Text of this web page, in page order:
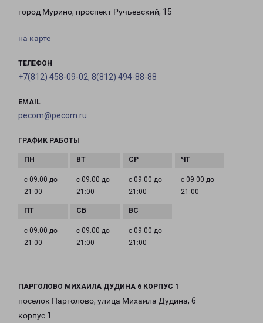
город Мурино, проспект Ручьевский, 15
на карте
ТЕЛЕФОН
+7(812) 458-09-02, 8(812) 494-88-88
EMAIL
pecom@pecom.ru
ГРАФИК РАБОТЫ
с 09:00 до
21:00
с 09:00 до
21:00
с 09:00 до
21:00
с 09:00 до
21:00
с 09:00 до
21:00
с 09:00 до
21:00
с 09:00 до
21:00
ПАРГОЛОВО МИХАИЛА ДУДИНА 6 КОРПУС 1
поселок Парголово, улица Михаила Дудина, 6
корпус 1